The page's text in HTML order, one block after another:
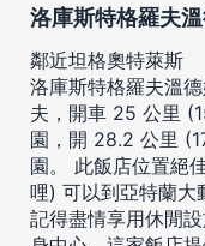
洛庫斯特格羅夫
鄰近坦格奧特萊斯
洛庫斯特格羅夫溫
夫，開車 25 公里
園，開 28.2 公里
園。 此飯店位置絕
哩) 可以到亞特蘭大
記得盡情享用休閒